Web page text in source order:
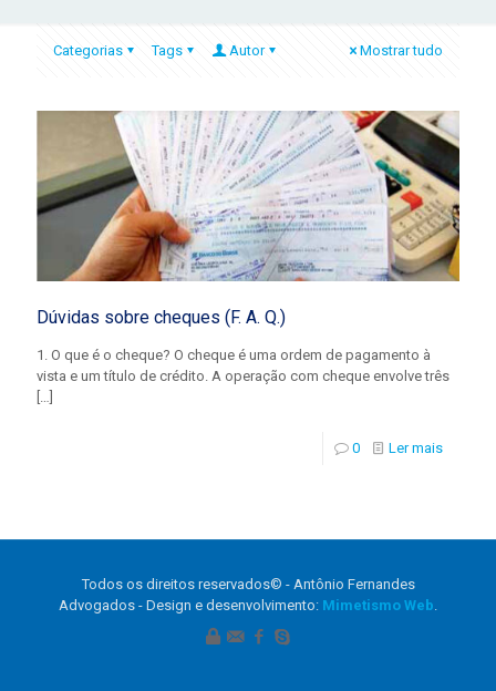
Categorias Tags Autor Mostrar tudo
Dúvidas sobre cheques (F. A. Q.)
1. O que é o cheque? O cheque é uma ordem de pagamento à
vista e um título de crédito. A operação com cheque envolve três
[…]
0 Ler mais
Todos os direitos reservados© - Antônio Fernandes
Advogados - Design e desenvolvimento: Mimetismo Web